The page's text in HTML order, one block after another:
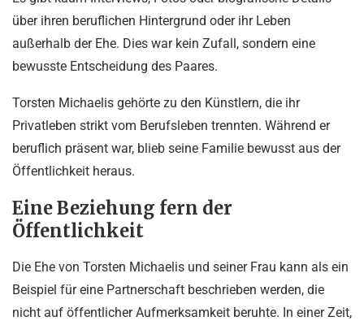
über ihren beruflichen Hintergrund oder ihr Leben
außerhalb der Ehe. Dies war kein Zufall, sondern eine
bewusste Entscheidung des Paares.
Torsten Michaelis gehörte zu den Künstlern, die ihr
Privatleben strikt vom Berufsleben trennten. Während er
beruflich präsent war, blieb seine Familie bewusst aus der
Öffentlichkeit heraus.
Eine Beziehung fern der
Öffentlichkeit
Die Ehe von Torsten Michaelis und seiner Frau kann als ein
Beispiel für eine Partnerschaft beschrieben werden, die
nicht auf öffentlicher Aufmerksamkeit beruhte. In einer Zeit,